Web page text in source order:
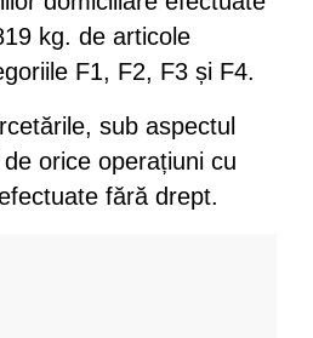
kg. de articole
F1, F2, F3 și F4.
sub aspectul
orice operațiuni cu
fără drept.